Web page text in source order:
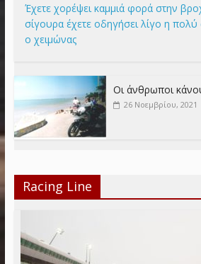
Έχετε χορέψει καμμιά φορά στην
σίγουρα έχετε οδηγήσει λίγο η
ο χειμώνας
Οι άνθρωποι
26 Νοεμβρίου, 2021
Racing Line